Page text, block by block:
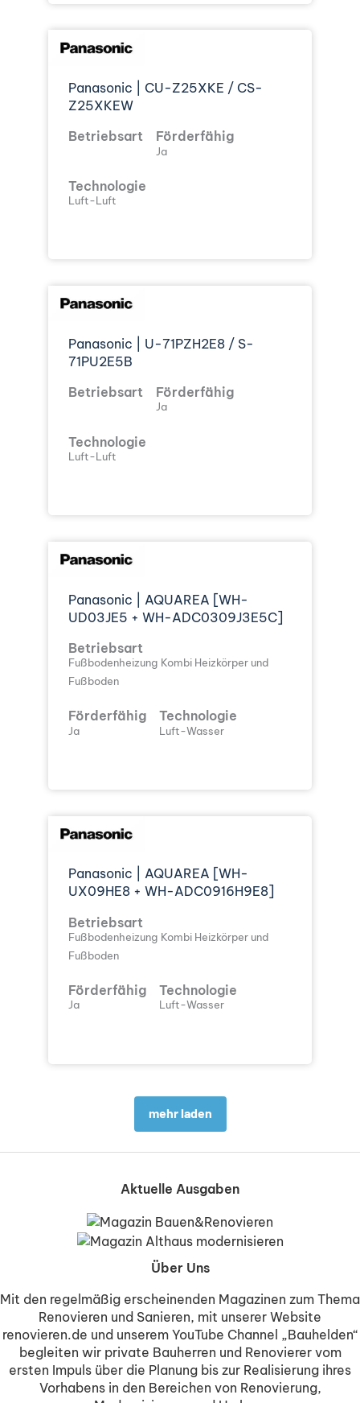
Panasonic | CU-Z25XKE / CS-
Z25XKEW
Betriebsart
Förderfähig
Ja
Technologie
Luft-Luft
Panasonic | U-71PZH2E8 / S-
71PU2E5B
Betriebsart
Förderfähig
Ja
Technologie
Luft-Luft
Panasonic | AQUAREA [WH-
UD03JE5 + WH-ADC0309J3E5C]
Betriebsart
Fußbodenheizung Kombi Heizkörper und
Fußboden
Förderfähig
Ja
Technologie
Luft-Wasser
Panasonic | AQUAREA [WH-
UX09HE8 + WH-ADC0916H9E8]
Betriebsart
Fußbodenheizung Kombi Heizkörper und
Fußboden
Förderfähig
Ja
Technologie
Luft-Wasser
mehr laden
Aktuelle Ausgaben
Über Uns
Mit den regelmäßig erscheinenden Magazinen zum Thema
Renovieren und Sanieren, mit unserer Website
renovieren.de und unserem YouTube Channel „Bauhelden“
begleiten wir private Bauherren und Renovierer vom
ersten Impuls über die Planung bis zur Realisierung ihres
Vorhabens in den Bereichen von Renovierung,